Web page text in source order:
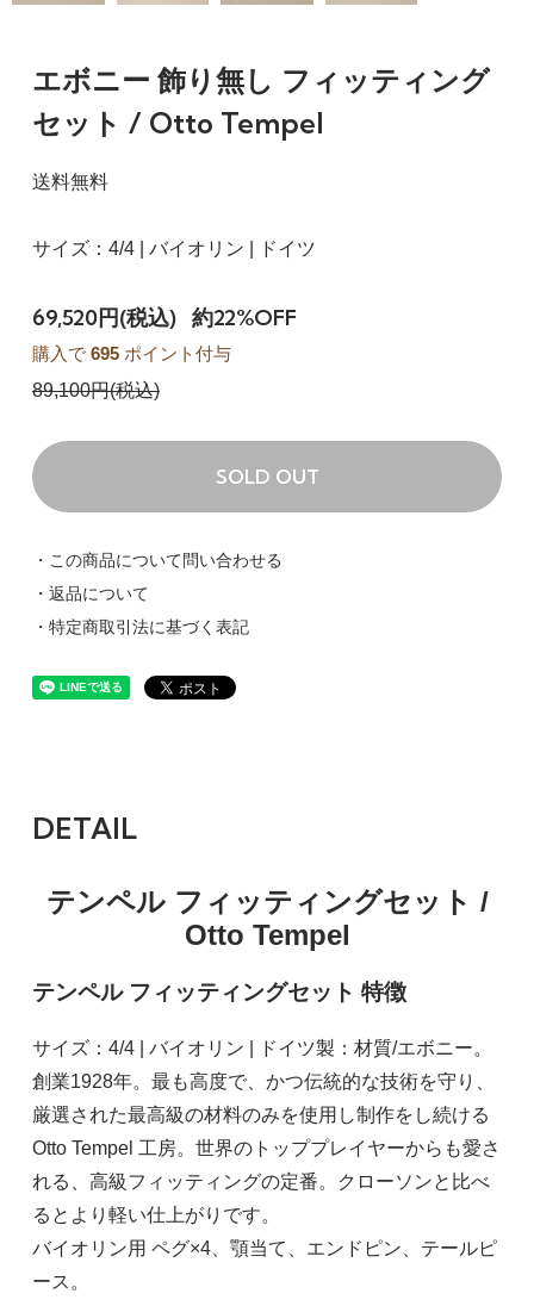
エボニー 飾り無し フィッティング
セット / Otto Tempel
送料無料
サイズ：4/4 | バイオリン | ドイツ
69,520円(税込) 約22%OFF
購入で 695ポイント付与
89,100円(税込)
SOLD OUT
・この商品について問い合わせる
・返品について
・特定商取引法に基づく表記
DETAIL
テンペル フィッティングセット /
Otto Tempel
テンペル フィッティングセット 特徴
サイズ：4/4 | バイオリン | ドイツ製：材質/エボニー。
創業1928年。最も高度で、かつ伝統的な技術を守り、
厳選された最高級の材料のみを使用し制作をし続ける
Otto Tempel 工房。世界のトッププレイヤーからも愛さ
れる、高級フィッティングの定番。クローソンと比べ
るとより軽い仕上がりです。
バイオリン用 ペグ×4、顎当て、エンドピン、テールピ
ース。